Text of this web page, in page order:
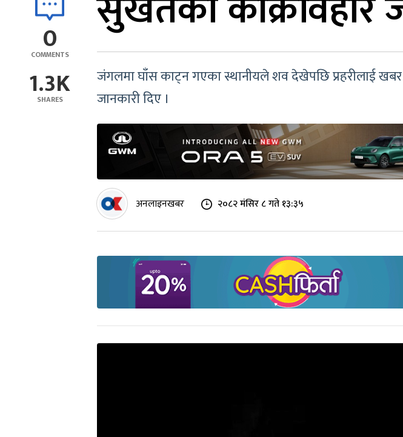
0
COMMENTS
1.3K
SHARES
जंगलमा घाँस काट्न गएका स्थानीयले शव देखेपछि प्रहरीलाई खबर
जानकारी दिए ।
अनलाइनखबर २०८२ मंसिर ८ गते १३:३५